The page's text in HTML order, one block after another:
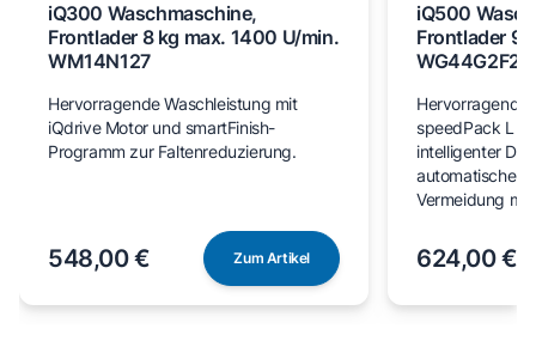
iQ300 Waschmaschine,
Frontlader 8 kg max. 1400 U/min.
WM14N127
Hervorragende Waschleistung mit
iQdrive Motor und smartFinish-
Programm zur Faltenreduzierung.
548,00 € Zum Artikel
iQ500
Frontlader 9
WG44G2F22
Hervorragende
speedPack L
intelligenter
automatischer
Vermeidung
624,00 €